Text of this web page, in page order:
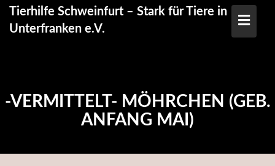
Skip
content
Tierhilfe Schweinfurt – Stark für Tiere in
Unterfranken e.V.
-VERMITTELT- MÖHRCHEN (GEB.
ANFANG MAI)